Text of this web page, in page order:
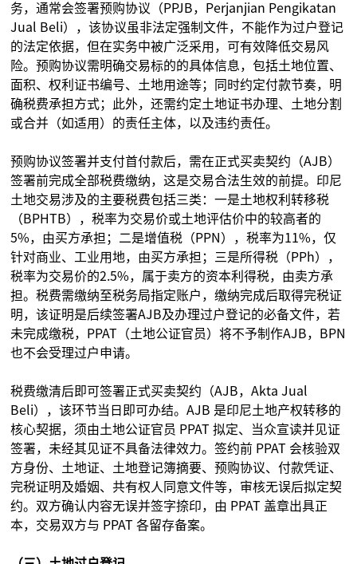
务，通常会签署预购协议（PPJB，Perjanjian Pengikatan
Jual Beli），该协议虽非法定强制文件，不能作为过户登记
的法定依据，但在实务中被广泛采用，可有效降低交易风
险。预购协议需明确交易标的的具体信息，包括土地位置、
面积、权利证书编号、土地用途等；同时约定付款节奏，明
确税费承担方式；此外，还需约定土地证书办理、土地分割
或合并（如适用）的责任主体，以及违约责任。
预购协议签署并支付首付款后，需在正式买卖契约（AJB）
签署前完成全部税费缴纳，这是交易合法生效的前提。印尼
土地交易涉及的主要税费包括三类：一是土地权利转移税
（BPHTB），税率为交易价或土地评估价中的较高者的
5%，由买方承担；二是增值税（PPN），税率为11%，仅
针对商业、工业用地，由买方承担；三是所得税（PPh），
税率为交易价的2.5%，属于卖方的资本利得税，由卖方承
担。税费需缴纳至税务局指定账户，缴纳完成后取得完税证
明，该证明是后续签署AJB及办理过户登记的必备文件，若
未完成缴税，PPAT（土地公证官员）将不予制作AJB，BPN
也不会受理过户申请。
税费缴清后即可签署正式买卖契约（AJB，Akta Jual
Beli），该环节当日即可办结。AJB 是印尼土地产权转移的
核心契据，须由土地公证官员 PPAT 拟定、当众宣读并见证
签署，未经其见证不具备法律效力。签约前 PPAT 会核验双
方身份、土地证、土地登记簿摘要、预购协议、付款凭证、
完税证明及婚姻、共有权人同意文件等，审核无误后拟定契
约。双方确认内容无误并签字捺印，由 PPAT 盖章出具正
本，交易双方与 PPAT 各留存备案。